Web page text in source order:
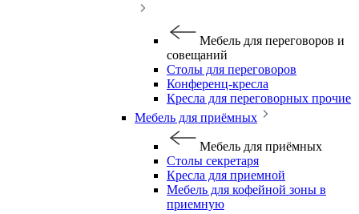
Мебель для переговоров и
совещаний
Столы для переговоров
Конференц-кресла
Кресла для переговорных прочие
Мебель для приёмных
Мебель для приёмных
Столы секретаря
Кресла для приемной
Мебель для кофейной зоны в
приемную